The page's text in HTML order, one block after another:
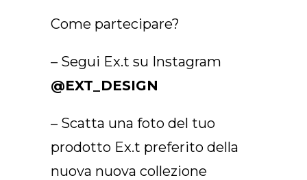
Come partecipare?
– Segui Ex.t su Instagram
@EXT_DESIGN
– Scatta una foto del tuo
prodotto Ex.t preferito della
nuova nuova collezione